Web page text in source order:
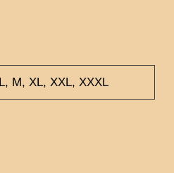
L, M, XL, XXL, XXXL